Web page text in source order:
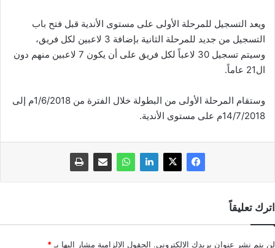
ويعد التسجيل للمرحلة الأولى على مستوى الأندية قبل فتح باب
التسجيل من جديد للمرحلة الثانية بإضافة 3 لاعبين لكل فريق،
وسيتم تسجيل 30 لاعباً لكل فريق على أن يكون 7 لاعبين منهم دون
ال21 عاماً.
وستقام المرحلة الأولى من البطولة خلال الفترة من 1/6/2018م إلى
14/7/2018م على مستوى الأندية.
اترك تعليقاً
لن يتم نشر عنوان بريدك الإلكتروني. الحقول الإلزامية مشار إليها بـ *